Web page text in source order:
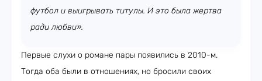
футбол и выигрывать титулы. И это была жертва
ради любви».
Первые слухи о романе пары появились в 2010-м.
Тогда оба были в отношениях, но бросили своих